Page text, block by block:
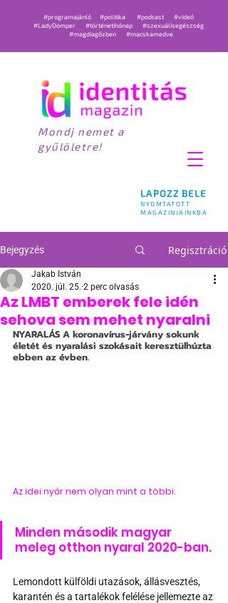
LAPOZZ BELE
NYOMTATOTT
MAGAZINJAINKBA
#programajánló #politika #podcast
#videó
#LadyDömper
#történetihónap
#szexuálisegészség
#magdiagőzben
#macskamedve
Mondj nemet a
gyűlöletre!
Bejegyzés Regisztráció
Az LMBT emberek fele idén
sehova sem mehet nyaralni
Jakab István
2020. júl. 25. 2 perc olvasás
NYARALÁS A koronavírus-járvány sokunk
életét és nyaralási szokásait keresztülhúzta
ebben az évben.
Az idei nyár nem olyan mint a többi.
Minden második magyar
meleg otthon nyaral 2020-ban.
Lemondott külföldi utazások, állásvesztés,
karantén és a tartalékok felélése jellemezte az